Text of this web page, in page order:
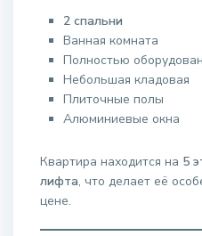
2 спальни
Ванная комната
Полностью
Небольшая кладовая
Плиточные полы
Алюминиевые окна
Квартира находится на 5
лифта, что делает её
цене.